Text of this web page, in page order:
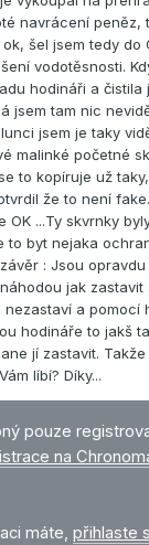
navrácení peněz,
šel jsem tedy do
vodotěsnosti.
hodináři a čistila
jsem tam nic
jsem je taky
malinké početné
to kopíruje už
že to není
OK ...Ty skvrnky
to byt nejaka
: Jsou
jak zastavit
a pomocí
hodináře to jakš
jí zastavit.
líbí? Díky...
pouze
na
máte, přihlaste